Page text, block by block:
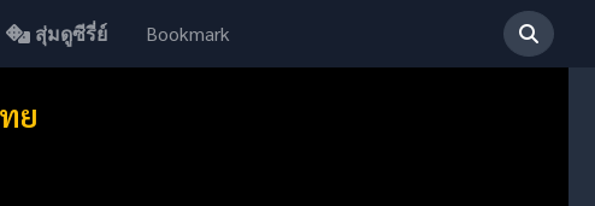
สุ่มดูซีรี่ย์ Bookmark
ย